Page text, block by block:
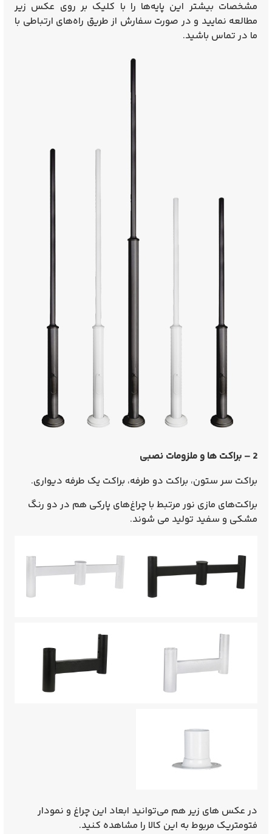
مشخصات بیشتر این پایه‌ها را با کلیک بر روی عکس زیر
مطالعه نمایید و در صورت سفارش از طریق راه‌های ارتباطی با
ما در تماس باشید.
2 – براکت ها و ملزومات نصبی
براکت سر ستون، براکت دو طرفه، براکت یک طرفه دیواری.
براکت‌های مازی نور مرتبط با چراغ‌های پارکی هم در دو رنگ
مشکی و سفید تولید می شوند.
در عکس های زیر هم می‌توانید ابعاد این چراغ و نمودار
فتومتریک مربوط به این کالا را مشاهده کنید.